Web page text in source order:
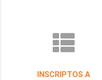
INSCRIPTOS A